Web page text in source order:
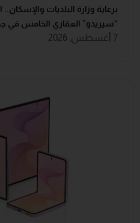
برعاية وزارة البلديات
“سيريدو” العقاري الخامس في
7 أغسطس, 2026